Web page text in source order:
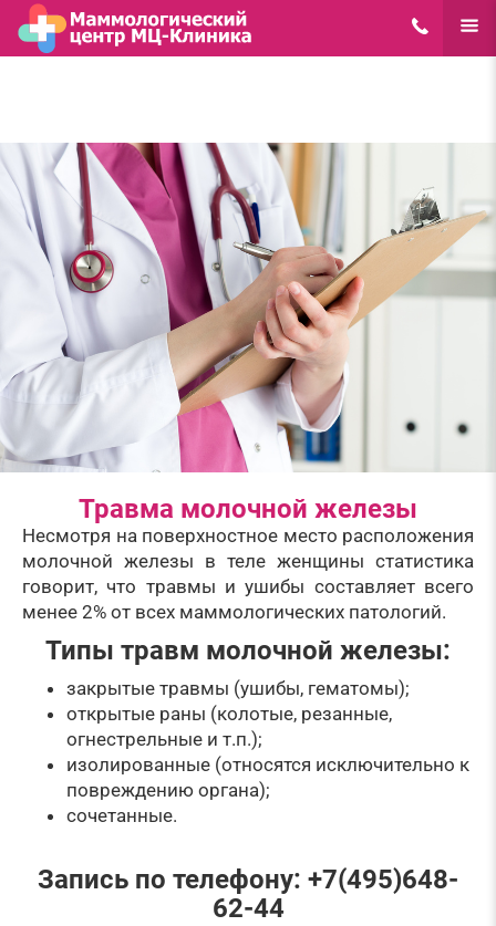
8(495)648-
ЕЩЁ
Травма молочной железы
Несмотря на поверхностное место расположения
молочной железы в теле женщины статистика
говорит, что травмы и ушибы составляет всего
менее 2% от всех маммологических патологий.
Типы травм молочной железы:
закрытые травмы (ушибы, гематомы);
открытые раны (колотые, резанные,
огнестрельные и т.п.);
изолированные (относятся исключительно к
повреждению органа);
сочетанные.
Запись по телефону: +7(495)648-
62-44